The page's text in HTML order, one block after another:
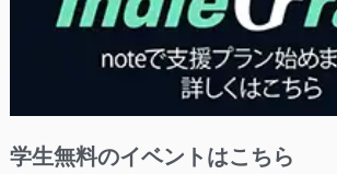
学生無料のイベントはこちら